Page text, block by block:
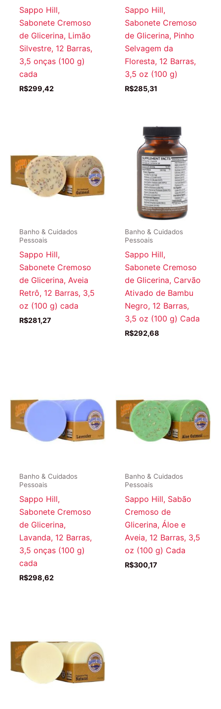
Sappo Hill,
Sabonete Cremoso
de Glicerina, Limão
Silvestre, 12 Barras,
3,5 onças (100 g)
cada
R$299,42
Sappo Hill,
Sabonete Cremoso
de Glicerina, Pinho
Selvagem da
Floresta, 12 Barras,
3,5 oz (100 g)
R$285,31
Banho & Cuidados
Pessoais
Sappo Hill,
Sabonete Cremoso
de Glicerina, Aveia
Retrô, 12 Barras, 3,5
oz (100 g) cada
R$281,27
Banho & Cuidados
Pessoais
Sappo Hill,
Sabonete Cremoso
de Glicerina, Carvão
Ativado de Bambu
Negro, 12 Barras,
3,5 oz (100 g) Cada
R$292,68
Banho & Cuidados
Pessoais
Sappo Hill,
Sabonete Cremoso
de Glicerina,
Lavanda, 12 Barras,
3,5 onças (100 g)
cada
R$298,62
Banho & Cuidados
Pessoais
Sappo Hill, Sabão
Cremoso de
Glicerina, Áloe e
Aveia, 12 Barras, 3,5
oz (100 g) Cada
R$300,17